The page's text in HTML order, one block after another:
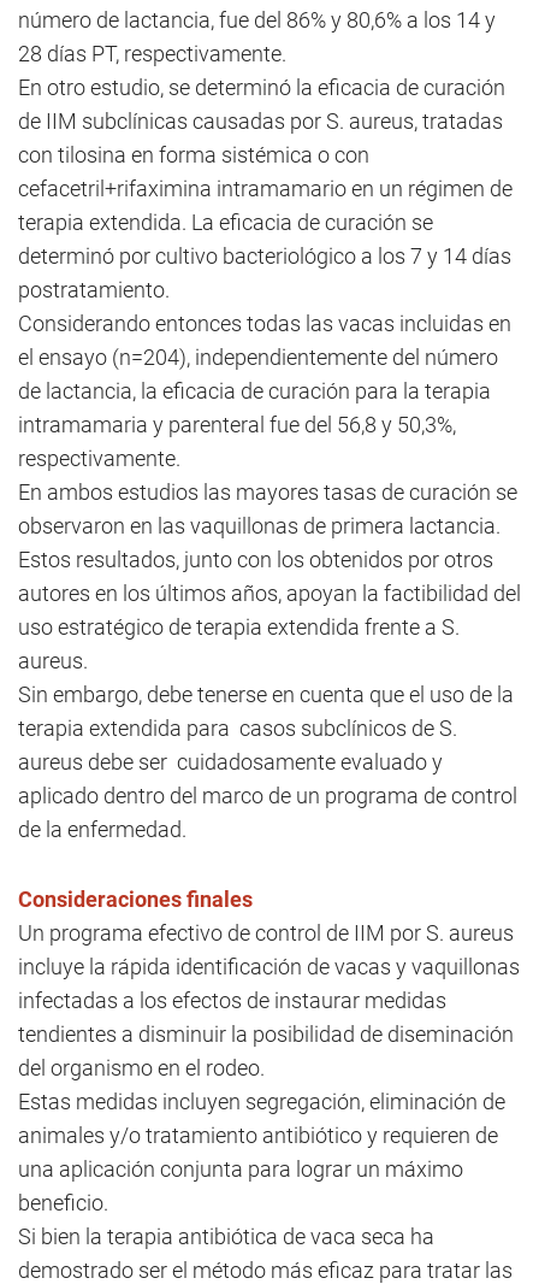
número de lactancia, fue del 86% y 80,6% a los 14 y
28 días PT, respectivamente.
En otro estudio, se determinó la eficacia de curación
de IIM subclínicas causadas por S. aureus, tratadas
con tilosina en forma sistémica o con
cefacetril+rifaximina intramamario en un régimen de
terapia extendida. La eficacia de curación se
determinó por cultivo bacteriológico a los 7 y 14 días
postratamiento.
Considerando entonces todas las vacas incluidas en
el ensayo (n=204), independientemente del número
de lactancia, la eficacia de curación para la terapia
intramamaria y parenteral fue del 56,8 y 50,3%,
respectivamente.
En ambos estudios las mayores tasas de curación se
observaron en las vaquillonas de primera lactancia.
Estos resultados, junto con los obtenidos por otros
autores en los últimos años, apoyan la factibilidad del
uso estratégico de terapia extendida frente a S.
aureus.
Sin embargo, debe tenerse en cuenta que el uso de la
terapia extendida para casos subclínicos de S.
aureus debe ser cuidadosamente evaluado y
aplicado dentro del marco de un programa de control
de la enfermedad.
Consideraciones finales
Un programa efectivo de control de IIM por S. aureus
incluye la rápida identificación de vacas y vaquillonas
infectadas a los efectos de instaurar medidas
tendientes a disminuir la posibilidad de diseminación
del organismo en el rodeo.
Estas medidas incluyen segregación, eliminación de
animales y/o tratamiento antibiótico y requieren de
una aplicación conjunta para lograr un máximo
beneficio.
Si bien la terapia antibiótica de vaca seca ha
demostrado ser el método más eficaz para tratar las